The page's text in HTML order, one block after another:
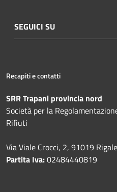
SEGUICI SU
Recapiti e contatti
SRR Trapani provincia nord
Società per la
Rifiuti
Via Viale Crocci, 2, 91019
Partita Iva:02484440819